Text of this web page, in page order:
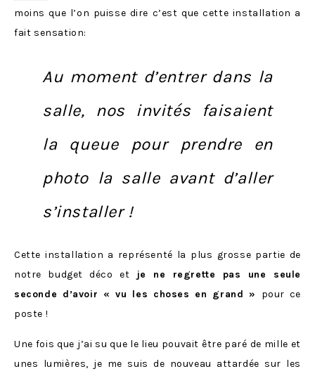
moins que l’on puisse dire c’est que cette installation a
fait sensation:
Au moment d’entrer dans la
salle, nos invités faisaient
la queue pour prendre en
photo la salle avant d’aller
s’installer !
Cette installation a représenté la plus grosse partie de
notre budget déco et
je ne regrette pas une seule
seconde d’avoir « vu les choses en grand » pour ce
poste !
Une fois que j’ai su que le lieu pouvait être paré de mille et
unes lumières, je me suis de nouveau attardée sur les